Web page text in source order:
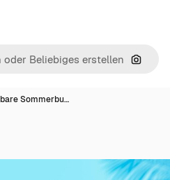
Nach
Sommerbu…